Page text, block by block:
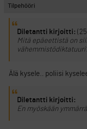
Tilpehööri
Diletantti kirjoitti:
Mitä epäeettistä on
Älä kysele.. poliisi
Diletantti kirjoitti:
En myöskään